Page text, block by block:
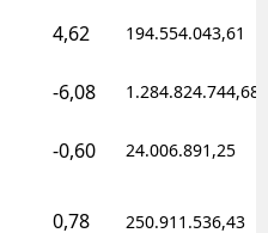
4,62 194.554.043,61
-6,08 1.284.824.744,68
-0,60 24.006.891,25
0,78 250.911.536,43